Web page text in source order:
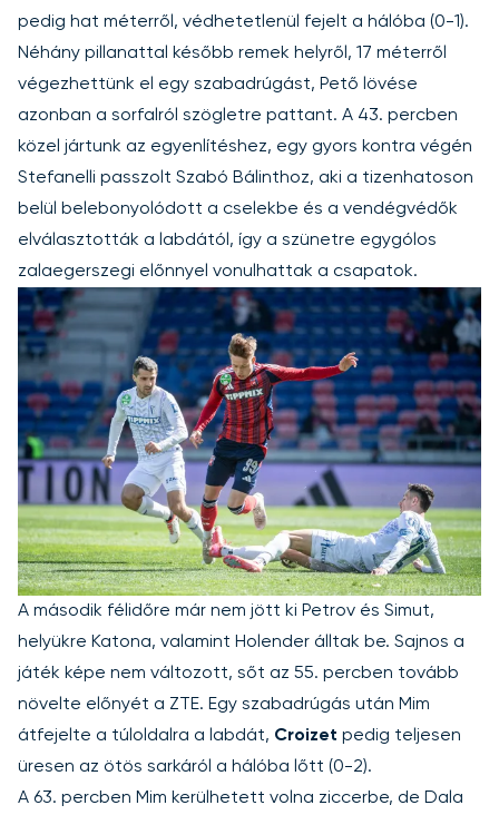
pedig hat méterről, védhetetlenül fejelt a hálóba (0-1).
Néhány pillanattal később remek helyről, 17 méterről
végezhettünk el egy szabadrúgást, Pető lövése
azonban a sorfalról szögletre pattant. A 43. percben
közel jártunk az egyenlítéshez, egy gyors kontra végén
Stefanelli passzolt Szabó Bálinthoz, aki a tizenhatoson
belül belebonyolódott a cselekbe és a vendégvédők
elválasztották a labdától, így a szünetre egygólos
zalaegerszegi előnnyel vonulhattak a csapatok.
A második félidőre már nem jött ki Petrov és Simut,
helyükre Katona, valamint Holender álltak be. Sajnos a
játék képe nem változott, sőt az 55. percben tovább
növelte előnyét a ZTE. Egy szabadrúgás után Mim
átfejelte a túloldalra a labdát, Croizet pedig teljesen
üresen az ötös sarkáról a hálóba lőtt (0-2).
A 63. percben Mim kerülhetett volna ziccerbe, de Dala